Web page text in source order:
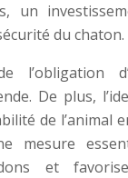
un
du chaton.
l’obligation
De plus,
de l’animal
mesure
et